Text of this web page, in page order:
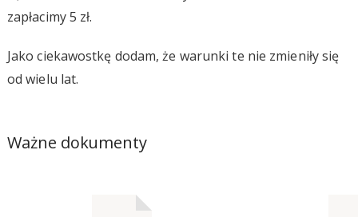
zapłacimy 5 zł.
Jako ciekawostkę dodam, że warunki te nie zmieniły się
od wielu lat.
Ważne dokumenty